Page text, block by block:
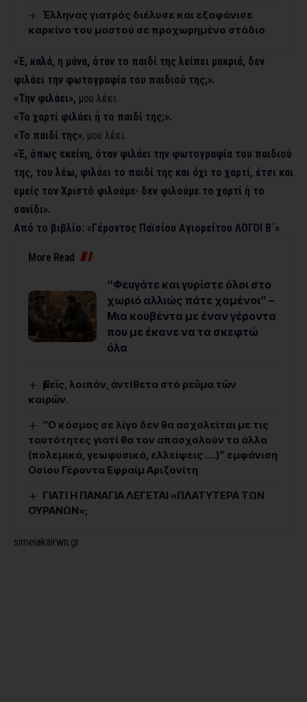
Έλληνας γιατρός διέλυσε και εξαφάνισε
καρκίνο του μαστού σε προχωρημένο στάδιο
«Έ, καλά, η μάνα, όταν το παιδί της λείπει μακριά, δεν
φιλάει την φωτογραφία του παιδιού της;».
«Την φιλάει», μου λέει.
«Το χαρτί φιλάει ή το παιδί της;».
«Το παιδί της», μου λέει.
«Έ, όπως εκείνη, όταν φιλάει την φωτογραφία του παιδιού
της, του λέω, φιλάει το παιδί της και όχι το χαρτί, έτσι και
εμείς τον Χριστό φιλούμε· δεν φιλούμε το χαρτί ή το
σανίδι».
Από το βιβλίο: «Γέροντος Παϊσίου Αγιορείτου ΛΟΓΟΙ Β΄»
More Read
“Φευγάτε και γυρίστε όλοι στο
χωριό αλλιώς πάτε χαμένοι” –
Μια κουβέντα με έναν γέροντα
που με έκανε να τα σκεφτώ
όλα
Ἐμεῖς, λοιπόν, ἀντίθετα στό ρεῦμα τῶν
καιρῶν.
“Ο κόσμος σε λίγο δεν θα ασχολείται με τις
ταυτότητες γιατί θα τον απασχολούν τα άλλα
(πολεμικά, γεωφυσικά, ελλείψεις ….)” εμφάνιση
Οσίου Γέροντα Εφραίμ Αριζονίτη
ΓΙΑΤΙ Η ΠΑΝΑΓΙΑ ΛΕΓΕΤΑΙ «ΠΛΑΤΥΤΕΡΑ ΤΩΝ
ΟΥΡΑΝΩΝ»;
simeiakairwn.gr